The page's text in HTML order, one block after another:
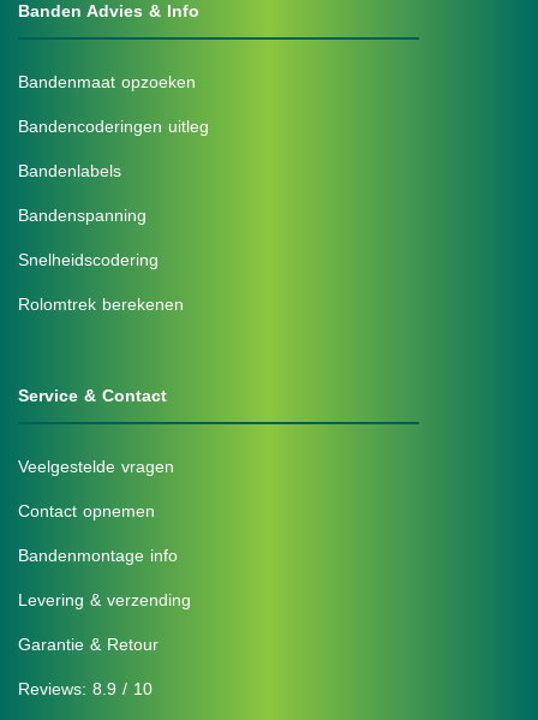
Banden Advies & Info
Bandenmaat opzoeken
Bandencoderingen uitleg
Bandenlabels
Bandenspanning
Snelheidscodering
Rolomtrek berekenen
Service & Contact
Veelgestelde vragen
Contact opnemen
Bandenmontage info
Levering & verzending
Garantie & Retour
Reviews: 8.9 / 10